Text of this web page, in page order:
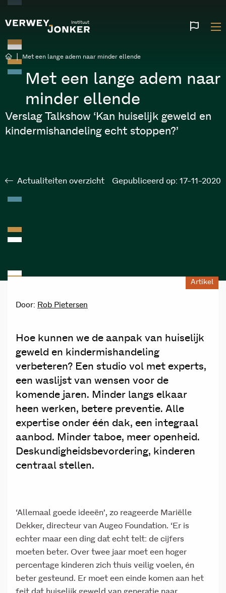
Met een lange adem naar minder ellende
Met een lange adem naar
minder ellende
Verslag Talkshow ‘Kan huiselijk geweld en
kindermishandeling echt stoppen?’
Actualiteiten overzicht Gepubliceerd op: 17-11-2020
Artikel
Door: Rob Pietersen
Hoe kunnen we de aanpak van huiselijk
geweld en kindermishandeling
verbeteren? Een studio vol met experts,
een waslijst van wensen voor de
komende jaren. Minder langs elkaar
heen werken, betere preventie. Alle
expertise onder één dak, een integraal
aanbod. Minder taboe, meer openheid.
Deskundigheidsbevordering, kinderen
centraal stellen.
‘Allemaal goede ideeën’, zo reageerde Mariëlle
Dekker, directeur van Augeo Foundation. ‘Er is
echter maar een ding dat echt telt: de cijfers
moeten beter. Over twee jaar moet een hoger
percentage kinderen zich thuis veilig voelen, én
beter gesteund. Er moet een einde komen aan het